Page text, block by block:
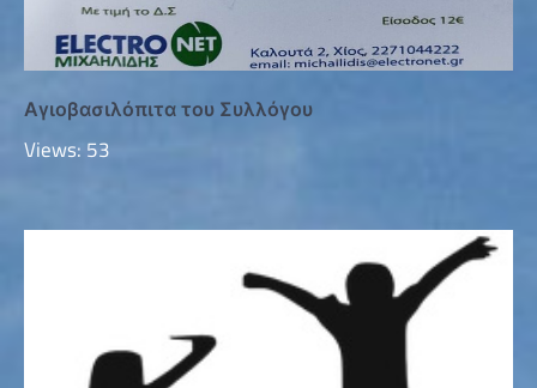
Αγιοβασιλόπιτα του Συλλόγου
Views: 53